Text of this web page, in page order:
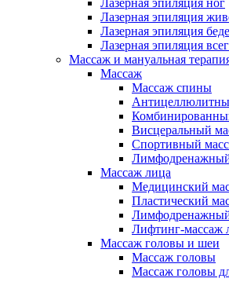
Лазерная эпиляция ног
Лазерная эпиляция
Лазерная эпиляция
Лазерная эпиляция
Массаж и мануальная
Массаж
Массаж спины
Висцеральный
Спортивный
Массаж лица
Медицинский
Пластический
Лифтинг-массаж
Массаж головы и шеи
Массаж головы
Массаж головы